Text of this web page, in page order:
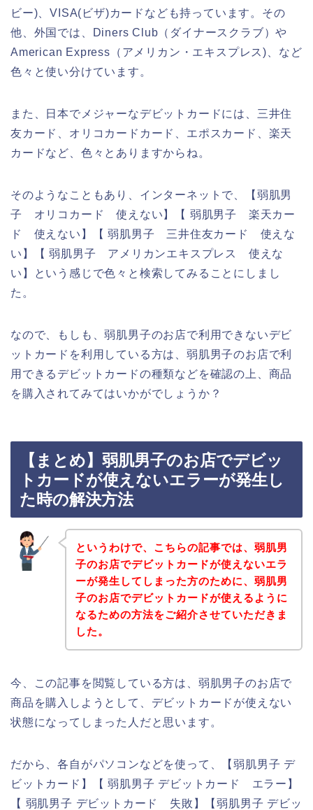
ビー)、VISA(ビザ)カードなども持っています。その
他、外国では、Diners Club（ダイナースクラブ）や
American Express（アメリカン・エキスプレス)、など
色々と使い分けています。
また、日本でメジャーなデビットカードには、三井住
友カード、オリコカードカード、エポスカード、楽天
カードなど、色々とありますからね。
そのようなこともあり、インターネットで、【弱肌男
子 オリコカード 使えない】【 弱肌男子 楽天カー
ド 使えない】【 弱肌男子 三井住友カード 使えな
い】【 弱肌男子 アメリカンエキスプレス 使えな
い】という感じで色々と検索してみることにしまし
た。
なので、もしも、弱肌男子のお店で利用できないデビ
ットカードを利用している方は、弱肌男子のお店で利
用できるデビットカードの種類などを確認の上、商品
を購入されてみてはいかがでしょうか？
【まとめ】弱肌男子のお店でデビッ
トカードが使えないエラーが発生し
た時の解決方法
というわけで、こちらの記事では、弱肌男
子のお店でデビットカードが使えないエラ
ーが発生してしまった方のために、弱肌男
子のお店でデビットカードが使えるように
なるための方法をご紹介させていただきま
した。
今、この記事を閲覧している方は、弱肌男子のお店で
商品を購入しようとして、デビットカードが使えない
状態になってしまった人だと思います。
だから、各自がパソコンなどを使って、【弱肌男子 デ
ビットカード】【 弱肌男子 デビットカード エラー】
【 弱肌男子 デビットカード 失敗】【弱肌男子 デビッ